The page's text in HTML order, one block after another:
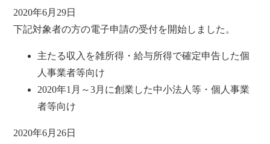
2020年6月29日
下記対象者の方の電子申請の受付を開始しました。
主たる収入を雑所得・給与所得で確定申告した個
人事業者等向け
2020年1月～3月に創業した中小法人等・個人事業
者等向け
2020年6月26日